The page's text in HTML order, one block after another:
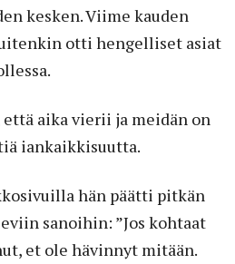
kesken. Viime kauden
otti hengelliset asiat
aika vierii ja meidän on
iankaikkisuutta.
hän päätti pitkän
sanoihin: ”Jos kohtaat
et ole hävinnyt mitään.